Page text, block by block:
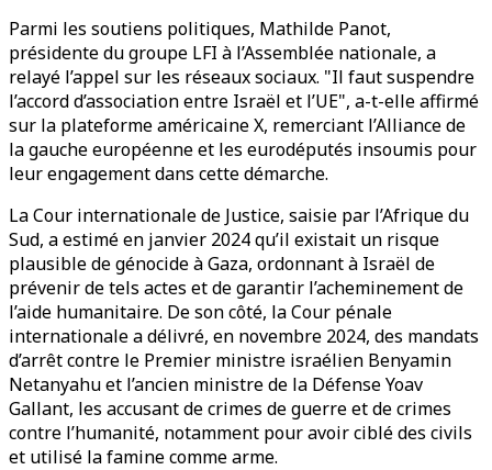
Parmi les soutiens politiques, Mathilde Panot,
présidente du groupe LFI à l’Assemblée nationale, a
relayé l’appel sur les réseaux sociaux. "Il faut suspendre
l’accord d’association entre Israël et l’UE", a-t-elle affirmé
sur la plateforme américaine X, remerciant l’Alliance de
la gauche européenne et les eurodéputés insoumis pour
leur engagement dans cette démarche.
La Cour internationale de Justice, saisie par l’Afrique du
Sud, a estimé en janvier 2024 qu’il existait un risque
plausible de génocide à Gaza, ordonnant à Israël de
prévenir de tels actes et de garantir l’acheminement de
l’aide humanitaire. De son côté, la Cour pénale
internationale a délivré, en novembre 2024, des mandats
d’arrêt contre le Premier ministre israélien Benyamin
Netanyahu et l’ancien ministre de la Défense Yoav
Gallant, les accusant de crimes de guerre et de crimes
contre l’humanité, notamment pour avoir ciblé des civils
et utilisé la famine comme arme.